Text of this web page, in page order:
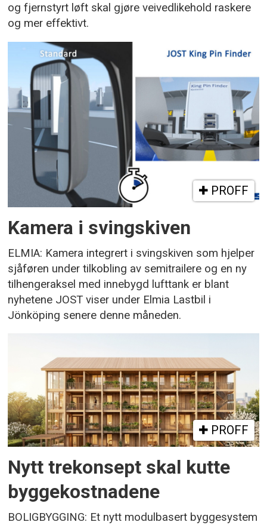
og fjernstyrt løft skal gjøre veivedlikehold raskere
og mer effektivt.
PROFF
Kamera i svingskiven
ELMIA: Kamera integrert i svingskiven som hjelper
sjåføren under tilkobling av semitrailere og en ny
tilhengeraksel med innebygd lufttank er blant
nyhetene JOST viser under Elmia Lastbil i
Jönköping senere denne måneden.
PROFF
Nytt trekonsept skal kutte
byggekostnadene
BOLIGBYGGING: Et nytt modulbasert byggesystem